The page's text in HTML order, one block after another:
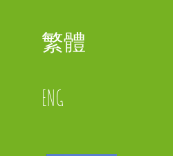
繁體
ENG